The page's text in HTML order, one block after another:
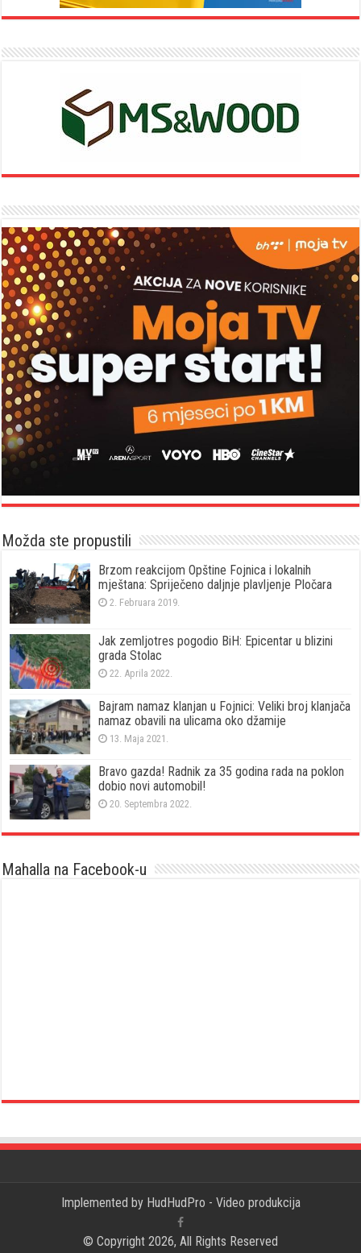
Možda ste propustili
Brzom reakcijom Opštine Fojnica i lokalnih
mještana: Spriječeno daljnje plavljenje Pločara
2. Februara 2019.
Jak zemljotres pogodio BiH: Epicentar u blizini
grada Stolac
22. Aprila 2022.
Bajram namaz klanjan u Fojnici: Veliki broj klanjača
namaz obavili na ulicama oko džamije
13. Maja 2021.
Bravo gazda! Radnik za 35 godina rada na poklon
dobio novi automobil!
20. Septembra 2022.
Mahalla na Facebook-u
Implemented by HudHudPro - Video produkcija
© Copyright 2026, All Rights Reserved